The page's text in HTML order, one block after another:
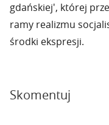
gdańskiej', której
ramy realizmu
środki ekspresji.
Skomentuj